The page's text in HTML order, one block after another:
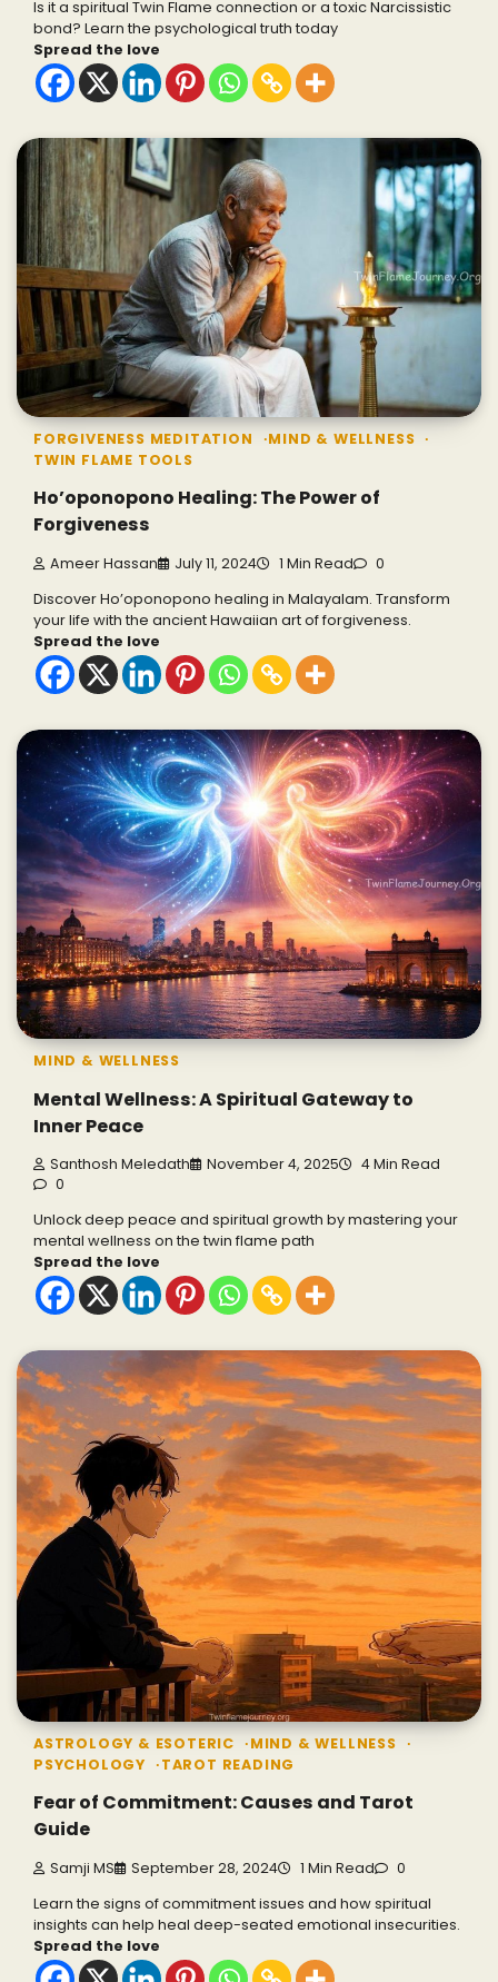
Is it a spiritual Twin Flame connection or a toxic Narcissistic
bond? Learn the psychological truth today
Spread the love
FORGIVENESS MEDITATION
MIND & WELLNESS
TWIN FLAME TOOLS
Ho’oponopono Healing: The Power of
Forgiveness
Ameer Hassan July 11, 2024 1 Min Read 0
Discover Ho’oponopono healing in Malayalam. Transform
your life with the ancient Hawaiian art of forgiveness.
Spread the love
MIND & WELLNESS
Mental Wellness: A Spiritual Gateway to
Inner Peace
Santhosh Meledath November 4, 2025
4 Min Read
0
Unlock deep peace and spiritual growth by mastering your
mental wellness on the twin flame path
Spread the love
ASTROLOGY & ESOTERIC
MIND & WELLNESS
PSYCHOLOGY
TAROT READING
Fear of Commitment: Causes and Tarot
Guide
Samji MS September 28, 2024 1 Min Read 0
Learn the signs of commitment issues and how spiritual
insights can help heal deep-seated emotional insecurities.
Spread the love